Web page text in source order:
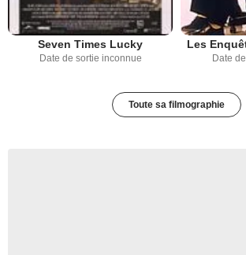
Seven Times Lucky
Date de sortie inconnue
Les
Date
Toute sa filmographie